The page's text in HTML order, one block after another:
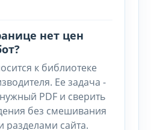
нет цен
к библиотеке
Ее задача -
PDF и сверить
без смешивания
разделами сайта.